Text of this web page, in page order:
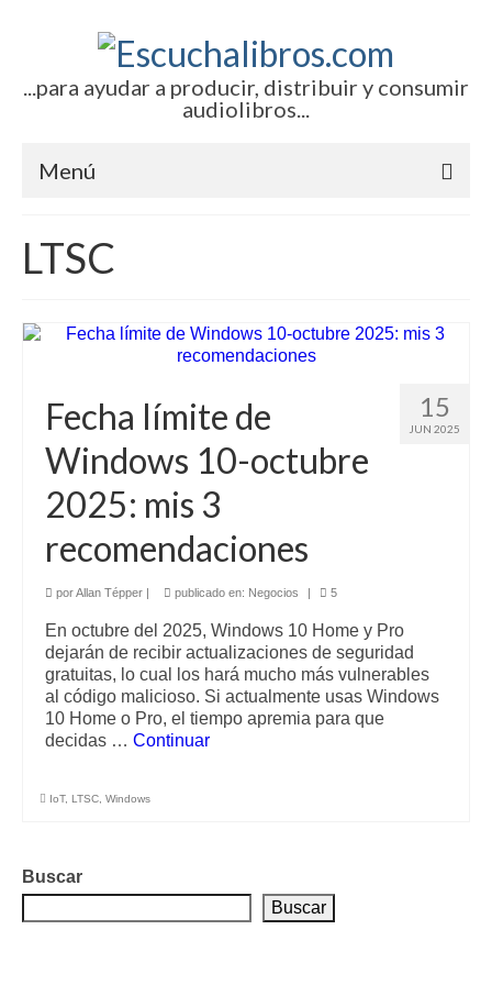
...para ayudar a producir, distribuir y consumir
audiolibros...
Menú
Artículos (todos)
Boletines por correo-e
Glosariocastellano.com
EditorialTecnoTur.com
Contacto (vía TecnoTur)
LTSC
15
JUN 2025
Fecha límite de
Windows 10-octubre
2025: mis 3
recomendaciones
porAllan Tépper | publicado en: Negocios | 5
En octubre del 2025, Windows 10 Home y Pro
dejarán de recibir actualizaciones de seguridad
gratuitas, lo cual los hará mucho más vulnerables
al código malicioso. Si actualmente usas Windows
10 Home o Pro, el tiempo apremia para que
decidas … Continuar
IoT, LTSC Windows
Buscar
Buscar